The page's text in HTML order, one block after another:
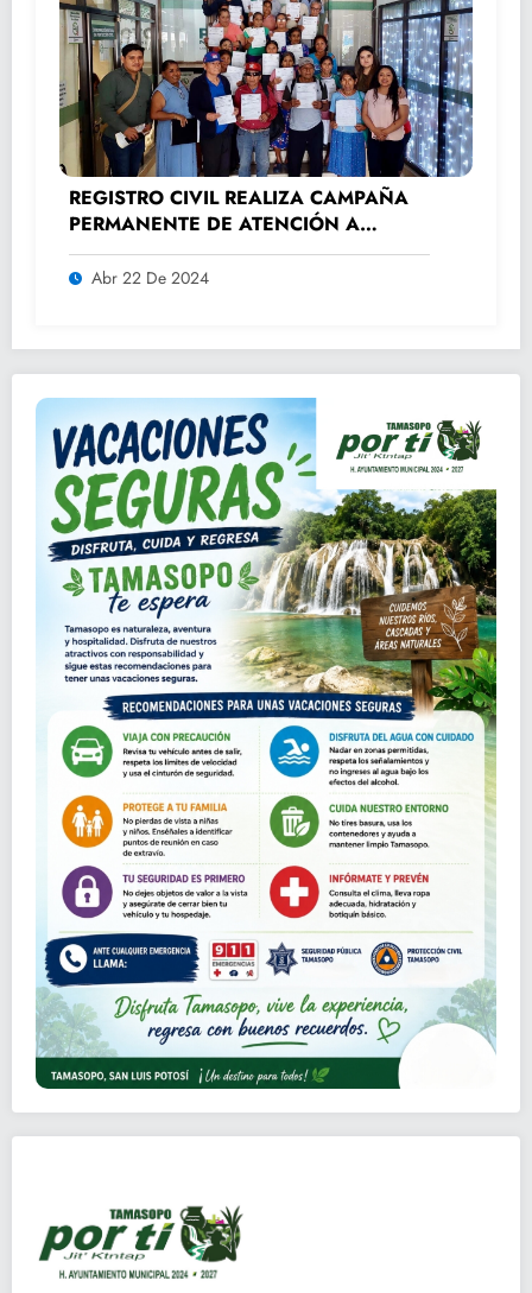
REGISTRO CIVIL REALIZA CAMPAÑA
PERMANENTE DE ATENCIÓN A
ADULTOS MAYORES.
Abr 22 De 2024